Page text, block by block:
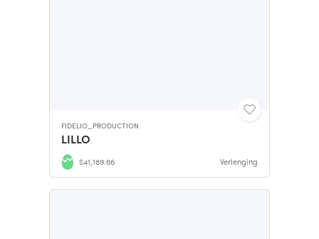
FIDELIO_PRODUCTION
LILLO
$41,189.66 Verlenging